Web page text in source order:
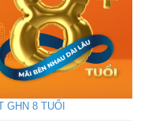
GHN 8 TUỔI